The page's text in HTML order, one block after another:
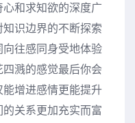
和求知欲的深度广
识边界的不断探索
往感同身受地体验
溅的感觉最后你会
增进感情更能提升
关系更加充实而富